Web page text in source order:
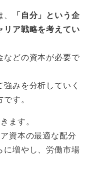
「自分」という企
リア戦略を考えてい
などの資本が必要で
みを分析していく
す。
ます。
資本の最適な配分
に増やし、労働市場